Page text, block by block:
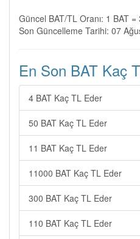
Güncel BAT/TL Oranı: 1 BAT
Son Güncelleme Tarihi: 07
En Son BAT Kaç
4 BAT Kaç TL Eder
50 BAT Kaç TL Eder
11 BAT Kaç TL Eder
11000 BAT Kaç TL Eder
300 BAT Kaç TL Eder
110 BAT Kaç TL Eder